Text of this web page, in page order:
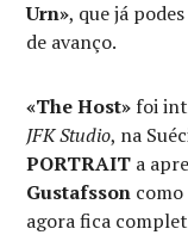
Urn», que já
de avanço.
«The Host» foi
JFK Studio, na
PORTRAIT a
Gustafsson
agora fica